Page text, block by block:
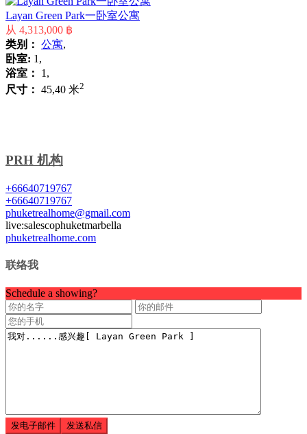
Layan Green Park一卧室公寓
从 4,313,000 ฿
类别： 公寓,
卧室: 1,
浴室：
1,
尺寸： 45,40 米2
PRH 机构
+66640719767
+66640719767
phuketrealhome@gmail.com
live:salescophuketmarbella
phuketrealhome.com
联络我
Schedule a showing?